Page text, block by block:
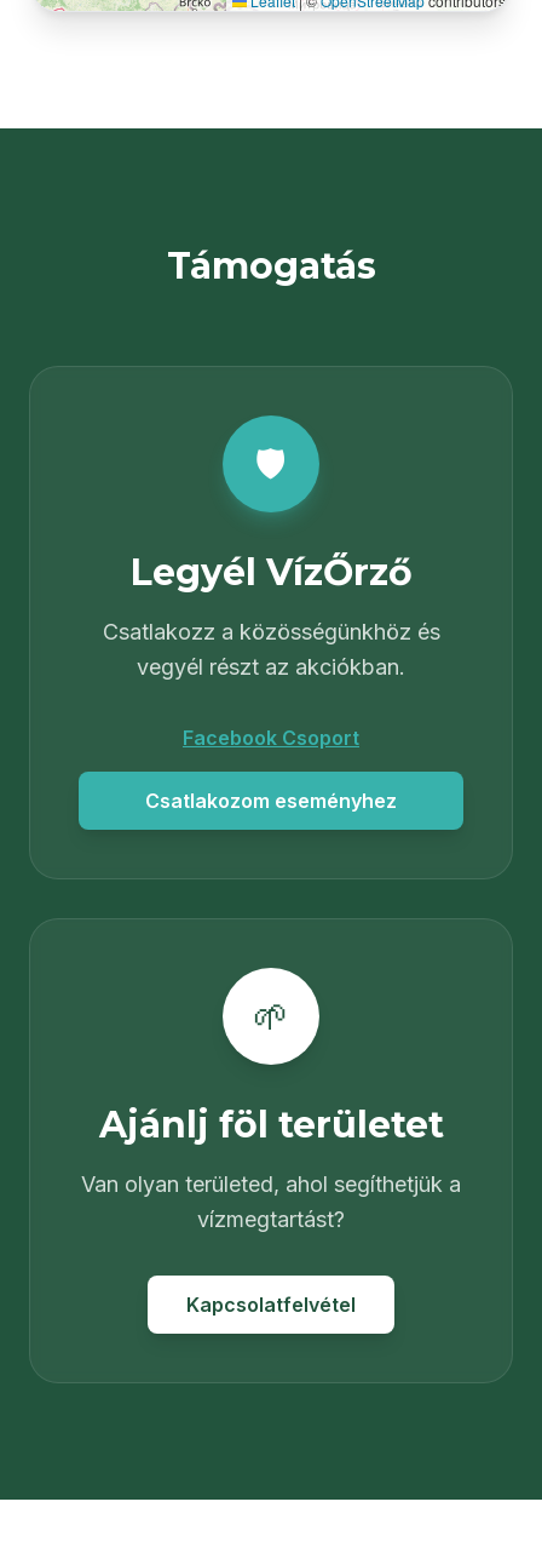
Támogatás
🛡️
Legyél VízŐrző
Csatlakozz a közösségünkhöz és
vegyél részt az akciókban.
Facebook Csoport
Csatlakozom eseményhez
🌱
Ajánlj föl területet
Van olyan területed, ahol segíthetjük a
vízmegtartást?
Kapcsolatfelvétel